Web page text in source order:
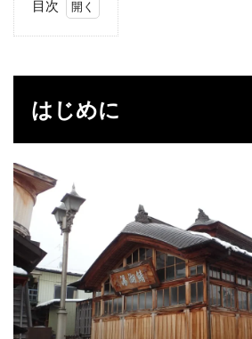
目次
に
温
3
感
4
デ
ー
タ
はじめに